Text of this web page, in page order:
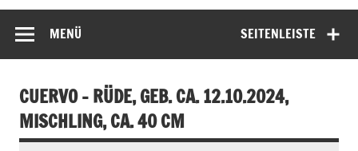
SEITENLEISTE
MENÜ
CUERVO – RÜDE, GEB. CA. 12.10.2024,
MISCHLING, CA. 40 CM